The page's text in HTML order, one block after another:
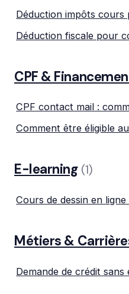
Déduction impôts
Déduction fiscale pour
CPF &
CPF contact mail :
Comment être éligible
E-learning (1)
Cours de dessin en
Métiers &
Demande de crédit